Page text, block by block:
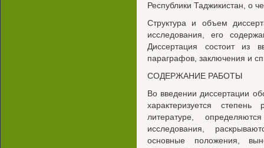
Республики Таджикистан, о
Структура и объем
исследования, его
Диссертация состоит из
параграфов, заключения и
СОДЕРЖАНИЕ РАБОТЫ
Во введении диссертации
характеризуется
литературе,
исследования,
основные положения,